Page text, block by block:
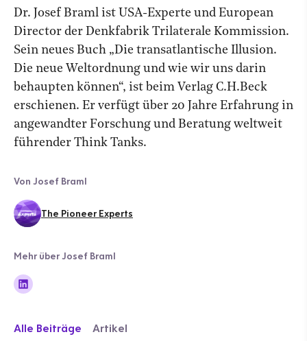
Dr. Josef Braml ist USA-Experte und European
Director der Denkfabrik Trilaterale Kommission.
Sein neues Buch „Die transatlantische Illusion.
Die neue Weltordnung und wie wir uns darin
behaupten können“, ist beim Verlag C.H.Beck
erschienen. Er verfügt über 20 Jahre Erfahrung in
angewandter Forschung und Beratung weltweit
führender Think Tanks.
Von Josef Braml
The Pioneer Experts
Mehr über Josef Braml
Alle Beiträge Artikel